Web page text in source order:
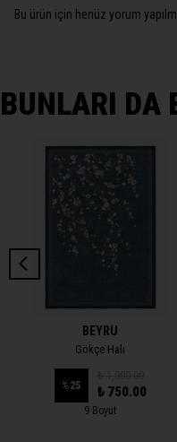
Bu ürün için henüz yorum
BUNLARI DA
BEYRU
Gökçe Halı
%25 ₺ 750.00
9 Boyut